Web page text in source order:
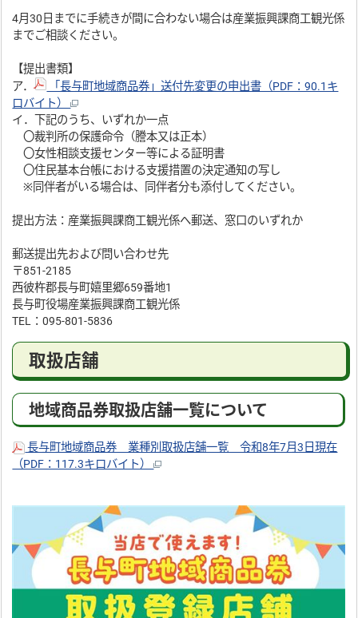
4月30日までに手続きが間に合わない場合は産業振興課商工観光係
までご相談ください。
【提出書類】
ア．
「長与町地域商品券」送付先変更の申出書（PDF：90.1キ
ロバイト）
イ．下記のうち、いずれか一点
〇裁判所の保護命令（謄本又は正本）
〇女性相談支援センター等による証明書
〇住民基本台帳における支援措置の決定通知の写し
※同伴者がいる場合は、同伴者分も添付してください。
提出方法：産業振興課商工観光係へ郵送、窓口のいずれか
郵送提出先および問い合わせ先
〒851-2185
西彼杵郡長与町嬉里郷659番地1
長与町役場産業振興課商工観光係
TEL：095-801-5836
取扱店舗
地域商品券取扱店舗一覧について
長与町地域商品券 業種別取扱店舗一覧 令和8年7月3日現在
（PDF：117.3キロバイト）